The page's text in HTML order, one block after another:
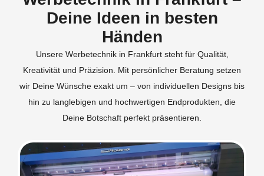
Deine Ideen in besten
Händen
Unsere Werbetechnik in Frankfurt steht für Qualität,
Kreativität und Präzision. Mit persönlicher Beratung setzen
wir Deine Wünsche exakt um – von individuellen Designs bis
hin zu langlebigen und hochwertigen Endprodukten, die
Deine Botschaft perfekt präsentieren.